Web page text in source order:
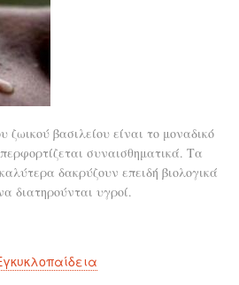
βασιλείου είναι το μοναδικό
συναισθηματικά. Τα
δακρύζουν επειδή βιολογικά
διατηρούνται υγροί.